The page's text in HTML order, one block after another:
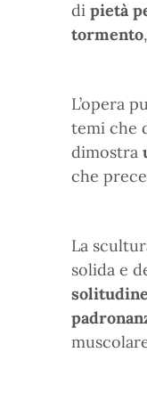
di pietà
tormento
L’opera
temi che
dimostra
che
La
solida e